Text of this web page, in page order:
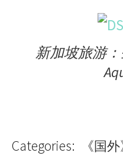
新加坡旅游：
Categories: 《国